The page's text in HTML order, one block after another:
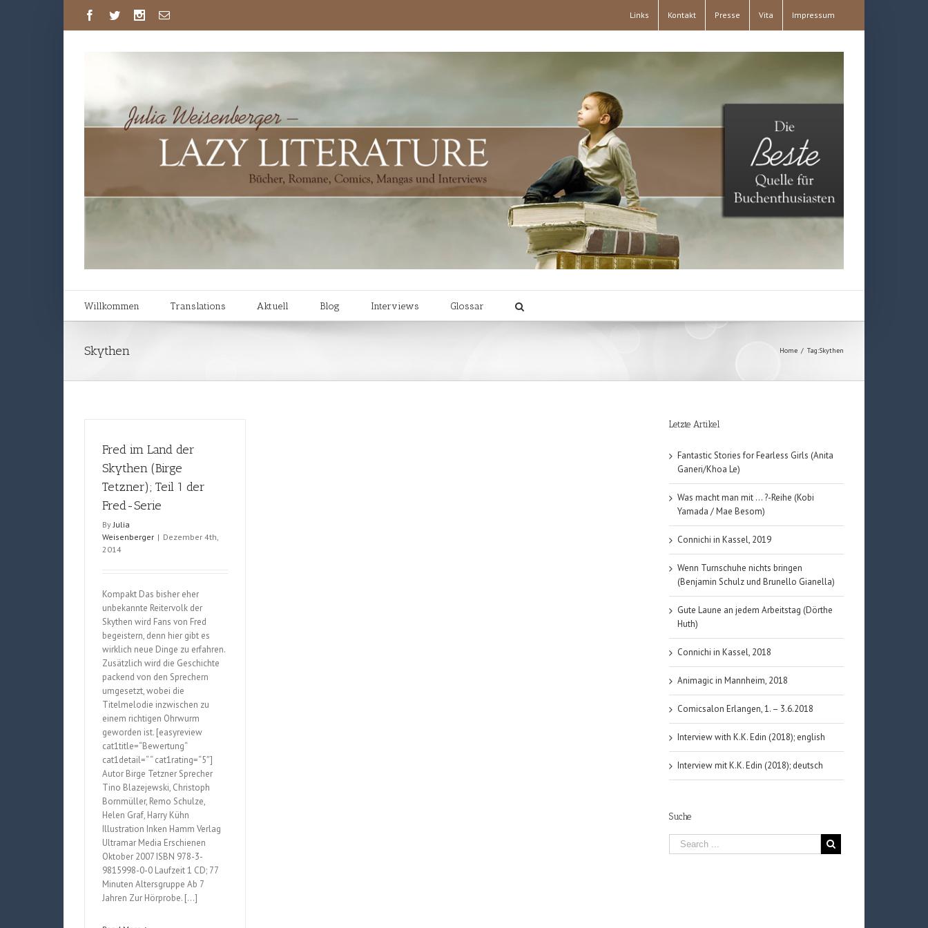
Links Kontakt Presse Vita Impressum
Willkommen Translations Aktuell Blog Interviews Glossar
Skythen Home / Tag:Skythen
Fred im Land der
Skythen (Birge
Tetzner); Teil 1 der
Fred-Serie
By Julia
Weisenberger | Dezember 4th,
2014
Kompakt Das bisher eher
unbekannte Reitervolk der
Skythen wird Fans von Fred
begeistern, denn hier gibt es
wirklich neue Dinge zu erfahren.
Zusätzlich wird die Geschichte
packend von den Sprechern
umgesetzt, wobei die
Titelmelodie inzwischen zu
einem richtigen Ohrwurm
geworden ist. [easyreview
cat1title=“Bewertung“
cat1detail=“ “ cat1rating=“5″]
Autor Birge Tetzner Sprecher
Tino Blazejewski, Christoph
Bornmüller, Remo Schulze,
Helen Graf, Harry Kühn
Illustration Inken Hamm Verlag
Ultramar Media Erschienen
Oktober 2007 ISBN 978-3-
9815998-0-0 Laufzeit 1 CD; 77
Minuten Altersgruppe Ab 7
Jahren Zur Hörprobe. […]
Letzte Artikel
Fantastic Stories for Fearless Girls (Anita
Ganeri/Khoa Le)
Was macht man mit … ?-Reihe (Kobi
Yamada / Mae Besom)
Connichi in Kassel, 2019
Wenn Turnschuhe nichts bringen
(Benjamin Schulz und Brunello Gianella)
Gute Laune an jedem Arbeitstag (Dörthe
Huth)
Connichi in Kassel, 2018
Animagic in Mannheim, 2018
Comicsalon Erlangen, 1. – 3.6.2018
Interview with K.K. Edin (2018); english
Interview mit K.K. Edin (2018); deutsch
Suche